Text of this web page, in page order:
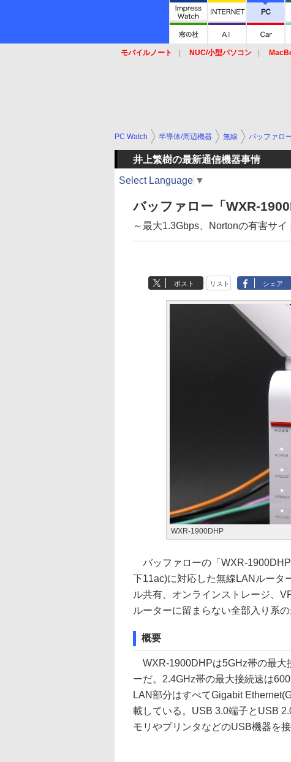
モバイルノート NUC/小型パソコン
PC Watch 半導体/周辺機器 無線 バッファロ
井上繁樹の最新通信機器事情
Select Language ▼
バッファロー「WXR-
～最大1.3Gbps、Nortonの有害サ
ポスト リスト シェア
WXR-1900DHP
バッファローの「WXR-
下11ac)に対応した無線LANルータ
ル共有、オンラインストレージ、
ルーターに留まらない全部入り系の
概要
WXR-1900DHPは5GHz帯の最大
ーだ。2.4GHz帯の最大接続速は
LAN部分はすべてGigabit
載している。USB 3.0端子とUSB
モリやプリンタなどのUSB機器を接